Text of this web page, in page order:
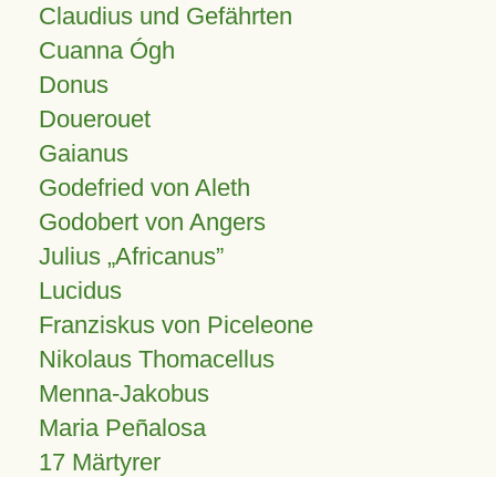
Claudius und Gefährten
Cuanna Ógh
Donus
Douerouet
Gaianus
Godefried von Aleth
Godobert von Angers
Julius Africanus
Lucidus
Franziskus von Piceleone
Nikolaus Thomacellus
Menna-Jakobus
Maria Peñalosa
17 Märtyrer